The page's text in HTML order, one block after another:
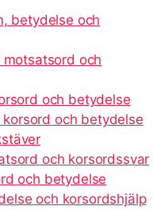
betydelse och
motsatsord och
och betydelse
korsord och betydelse
och korsordssvar
och betydelse
och korsordshjälp